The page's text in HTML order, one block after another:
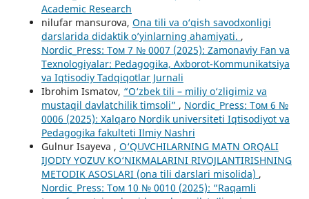
Academic Research
nilufar mansurova, Ona tili va o‘qish savodxonligi
darslarida didaktik o’yinlarning ahamiyati. ,
Nordic_Press: Том 7 № 0007 (2025): Zamonaviy Fan va
Texnologiyalar: Pedagogika, Axborot-Kommunikatsiya
va Iqtisodiy Tadqiqotlar Jurnali
Ibrohim Ismatov, “O‘zbek tili – miliy o‘zligimiz va
mustaqil davlatchilik timsoli” , Nordic_Press: Том 6 №
0006 (2025): Xalqaro Nordik universiteti Iqtisodiyot va
Pedagogika fakulteti Ilmiy Nashri
Gulnur Isayeva , O‘QUVCHILARNING MATN ORQALI
IJODIY YOZUV KO‘NIKMALARINI RIVOJLANTIRISHNING
METODIK ASOSLARI (ona tili darslari misolida) ,
Nordic_Press: Том 10 № 0010 (2025): “Raqamli